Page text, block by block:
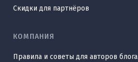
Скидки для партнёров
КОМПАНИЯ
Правила и советы для авторов блога